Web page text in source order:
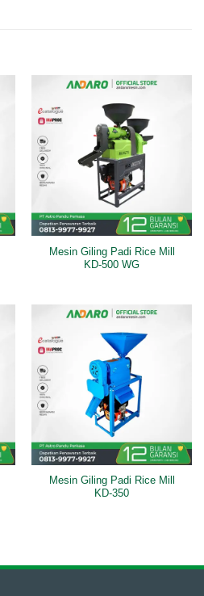
Mesin Giling Padi Rice Mill
KD-500 WG
Mesin Giling Padi Rice Mill
KD-350